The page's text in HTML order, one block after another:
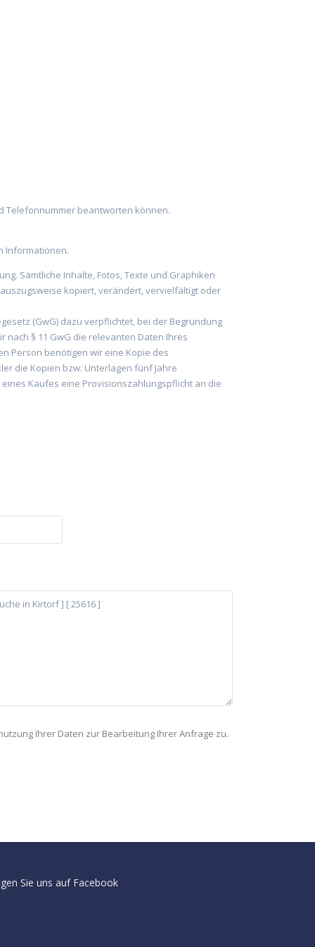
Telefonnummer beantworten können.
Informationen.
Sämtliche Inhalte, Fotos, Texte und Graphiken
kopiert, verändert, vervielfältigt oder
(GwG) dazu verpflichtet, bei der Begründung
§ 11 GwG die relevanten Daten Ihres
Person benötigen wir eine Kopie des
die Kopien bzw. Unterlagen fünf Jahre
Kaufes eine Provisionszahlungspflicht an die
Ihrer Daten zur Bearbeitung Ihrer Anfrage zu.
Sie uns auf Facebook